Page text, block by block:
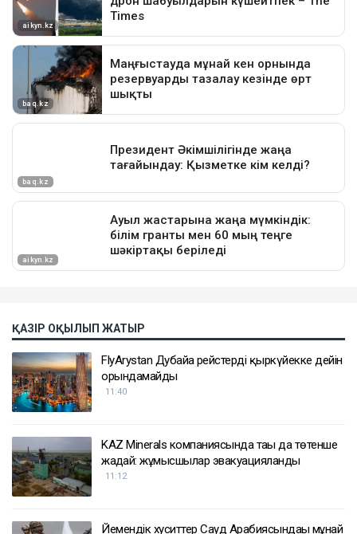
ҚАЗІР ОҚЫЛЫП ЖАТЫР
FlyArystan Дубайға рейстерді қыркүйекке дейін
орындамайды
11:40
KAZ Minerals компаниясында тағы да төтенше
жағдай: жұмысшылар эвакуацияланды
11:12
Йемендік хуситтер Сауд Арабиясындағы мұнай